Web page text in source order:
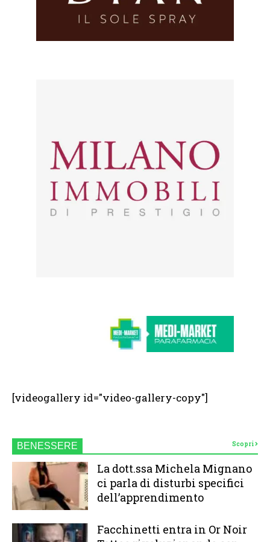
[videogallery id="video-gallery-copy"]
BENESSERE Scopri
La dott.ssa Michela Mignano
ci parla di disturbi specifici
dell’apprendimento
Facchinetti entra in Or Noir